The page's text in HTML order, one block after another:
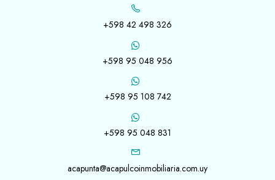
+598 42 498 326
+598 95 048 956
+598 95 108 742
+598 95 048 831
acapunta@acapulcoinmobiliaria.com.uy